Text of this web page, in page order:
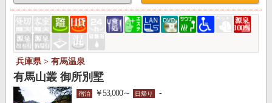
兵庫県 > 有馬温泉
有馬山叢 御所別墅
宿泊 ￥53,000～ 日帰り
-